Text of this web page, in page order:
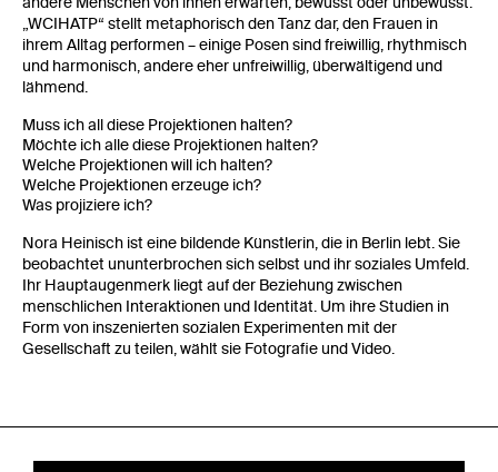
„WCIHATP“ stellt metaphorisch den Tanz dar, den Frauen in
ihrem Alltag performen – einige Posen sind freiwillig, rhythmisch
und harmonisch, andere eher unfreiwillig, überwältigend und
lähmend.
Muss ich all diese Projektionen halten?
Möchte ich alle diese Projektionen halten?
Welche Projektionen will ich halten?
Welche Projektionen erzeuge ich?
Was projiziere ich?
Nora Heinisch ist eine bildende Künstlerin, die in Berlin lebt. Sie
beobachtet ununterbrochen sich selbst und ihr soziales Umfeld.
Ihr Hauptaugenmerk liegt auf der Beziehung zwischen
menschlichen Interaktionen und Identität. Um ihre Studien in
Form von inszenierten sozialen Experimenten mit der
Gesellschaft zu teilen, wählt sie Fotografie und Video.